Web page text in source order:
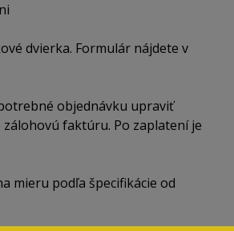
dvierka. Formulár nájdete v
objednávku upraviť
faktúru. Po zaplatení je
mieru podľa špecifikácie od